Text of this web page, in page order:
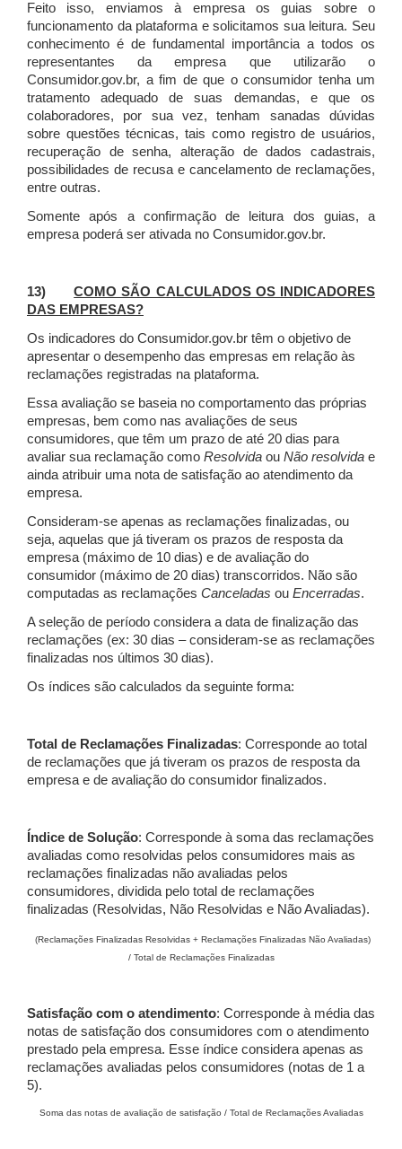
Feito isso, enviamos à empresa os guias sobre o
funcionamento da plataforma e solicitamos sua leitura. Seu
conhecimento é de fundamental importância a todos os
representantes da empresa que utilizarão o
Consumidor.gov.br, a fim de que o consumidor tenha um
tratamento adequado de suas demandas, e que os
colaboradores, por sua vez, tenham sanadas dúvidas
sobre questões técnicas, tais como registro de usuários,
recuperação de senha, alteração de dados cadastrais,
possibilidades de recusa e cancelamento de reclamações,
entre outras.
Somente após a confirmação de leitura dos guias, a
empresa poderá ser ativada no Consumidor.gov.br.
13)COMO SÃO CALCULADOS OS INDICADORES
DAS EMPRESAS?
Os indicadores do Consumidor.gov.br têm o objetivo de
apresentar o desempenho das empresas em relação às
reclamações registradas na plataforma.
Essa avaliação se baseia no comportamento das próprias
empresas, bem como nas avaliações de seus
consumidores, que têm um prazo de até 20 dias para
avaliar sua reclamação como Resolvida ou Não resolvida e
ainda atribuir uma nota de satisfação ao atendimento da
empresa.
Consideram-se apenas as reclamações finalizadas, ou
seja, aquelas que já tiveram os prazos de resposta da
empresa (máximo de 10 dias) e de avaliação do
consumidor (máximo de 20 dias) transcorridos. Não são
computadas as reclamações Canceladas ou Encerradas.
A seleção de período considera a data de finalização das
reclamações (ex: 30 dias – consideram-se as reclamações
finalizadas nos últimos 30 dias).
Os índices são calculados da seguinte forma:
Total de Reclamações Finalizadas: Corresponde ao total
de reclamações que já tiveram os prazos de resposta da
empresa e de avaliação do consumidor finalizados.
Índice de Solução: Corresponde à soma das reclamações
avaliadas como resolvidas pelos consumidores mais as
reclamações finalizadas não avaliadas pelos
consumidores, dividida pelo total de reclamações
finalizadas (Resolvidas, Não Resolvidas e Não Avaliadas).
(Reclamações Finalizadas Resolvidas + Reclamações Finalizadas Não Avaliadas)
/ Total de Reclamações Finalizadas
Satisfação com o atendimento: Corresponde à média das
notas de satisfação dos consumidores com o atendimento
prestado pela empresa. Esse índice considera apenas as
reclamações avaliadas pelos consumidores (notas de 1 a
5).
Soma das notas de avaliação de satisfação / Total de Reclamações Avaliadas